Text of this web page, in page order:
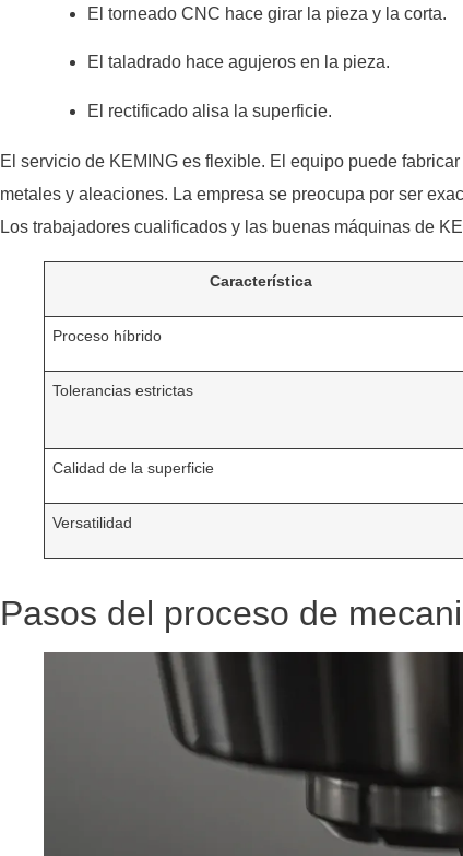
El torneado CNC hace girar la pieza y la corta.
El taladrado hace agujeros en la pieza.
El rectificado alisa la superficie.
El servicio de KEMING es flexible. El equipo puede
metales y aleaciones. La empresa se preocupa por ser
Los trabajadores cualificados y las buenas máquinas de
Característica
Proceso híbrido
Tolerancias estrictas
Calidad de la superficie
Versatilidad
Pasos del proceso de